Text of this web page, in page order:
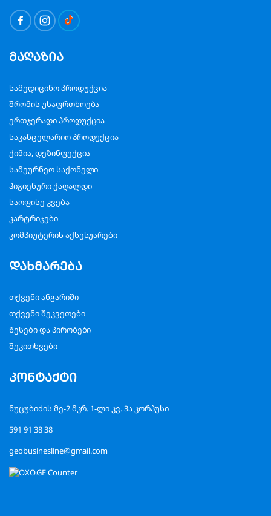
მაღაზია
სამედიცინო პროდუქცია
შრომის უსაფრთხოება
ერთჯერადი პროდუქცია
საკანცელარიო პროდუქცია
ქიმია, დეზინფექცია
სამეურნეო საქონელი
ჰიგიენური ქაღალდი
საოფისე კვება
კარტრიჯები
კომპიუტერის აქსესუარები
დახმარება
თქვენი ანგარიში
თქვენი შეკვეთები
წესები და პირობები
შეკითხვები
კონტაქტი
ნუცუბიძის მე-2 მკრ. 1-ლი კვ. 3ა კორპუსი
591 91 38 38
geobusinesline@gmail.com